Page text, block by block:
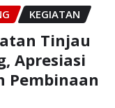
KEGIATAN
Tinjau
Apresiasi
Pembinaan